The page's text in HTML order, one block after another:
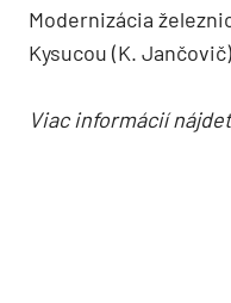
Modernizácia
Kysucou (K. Jančovič)
Viac informácií